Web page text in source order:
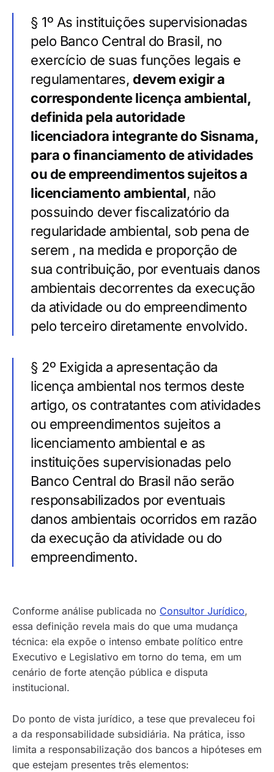
§ 1º As instituições supervisionadas
pelo Banco Central do Brasil, no
exercício de suas funções legais e
regulamentares, devem exigir a
correspondente licença ambiental,
definida pela autoridade
licenciadora integrante do Sisnama,
para o financiamento de atividades
ou de empreendimentos sujeitos a
licenciamento ambiental, não
possuindo dever fiscalizatório da
regularidade ambiental, sob pena de
serem , na medida e proporção de
sua contribuição, por eventuais danos
ambientais decorrentes da execução
da atividade ou do empreendimento
pelo terceiro diretamente envolvido.
§ 2º Exigida a apresentação da
licença ambiental nos termos deste
artigo, os contratantes com atividades
ou empreendimentos sujeitos a
licenciamento ambiental e as
instituições supervisionadas pelo
Banco Central do Brasil não serão
responsabilizados por eventuais
danos ambientais ocorridos em razão
da execução da atividade ou do
empreendimento.
Conforme análise publicada no Consultor Jurídico,
essa definição revela mais do que uma mudança
técnica: ela expõe o intenso embate político entre
Executivo e Legislativo em torno do tema, em um
cenário de forte atenção pública e disputa
institucional.
Do ponto de vista jurídico, a tese que prevaleceu foi
a da responsabilidade subsidiária. Na prática, isso
limita a responsabilização dos bancos a hipóteses em
que estejam presentes três elementos: